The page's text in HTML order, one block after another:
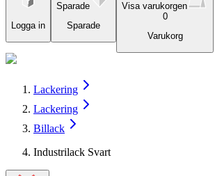
Logga in
Sparade
Sparade
Visa varukorgen
0
Varukorg
Lackering
Lackering
Billack
Industrilack Svart